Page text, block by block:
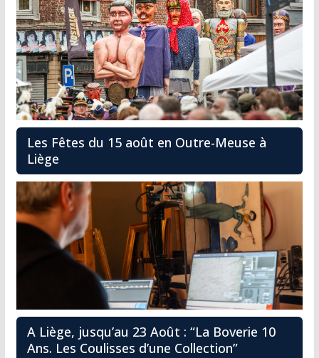
Les Fêtes du 15 août en Outre-Meuse à
Liège
A Liège, jusqu’au 23 Août : “La Boverie 10
Ans. Les Coulisses d’une Collection”